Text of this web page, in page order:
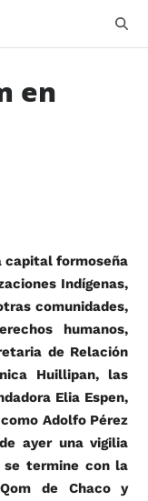
en
capital formoseña
Indígenas,
comunidades,
humanos,
de Relación
Huillipan, las
Elia Espen,
Adolfo Pérez
ayer una vigilia
se termine con la
de Chaco y